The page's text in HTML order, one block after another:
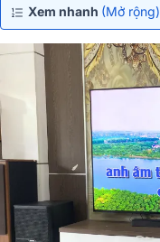
Xem nhanh (Mở rộng)